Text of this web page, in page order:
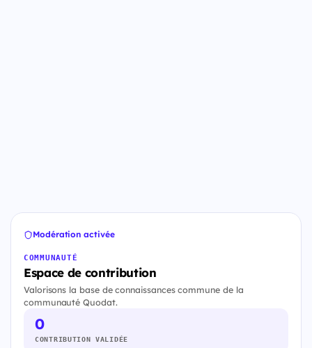
Modération activée
COMMUNAUTÉ
Espace de contribution
Valorisons la base de connaissances commune de la
communauté Quodat.
0
CONTRIBUTION VALIDÉE